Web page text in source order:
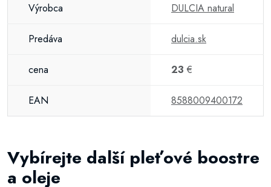
Výrobca DULCIA natural
Predáva dulcia.sk
cena 23 €
EAN 8588009400172
Vybírejte další pleťové boostre
a oleje